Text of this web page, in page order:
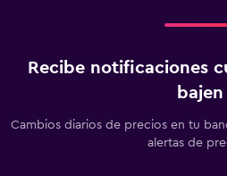
Recibe notificaciones
bajen
Cambios diarios de precios en tu
alertas de